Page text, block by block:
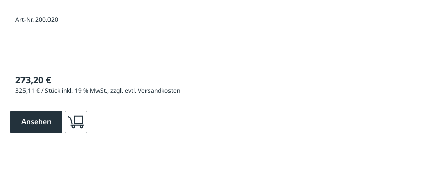
Art-Nr. 200.020
273,20 €
325,11 € / Stück inkl. 19 % MwSt., zzgl. evtl. Versandkosten
Ansehen